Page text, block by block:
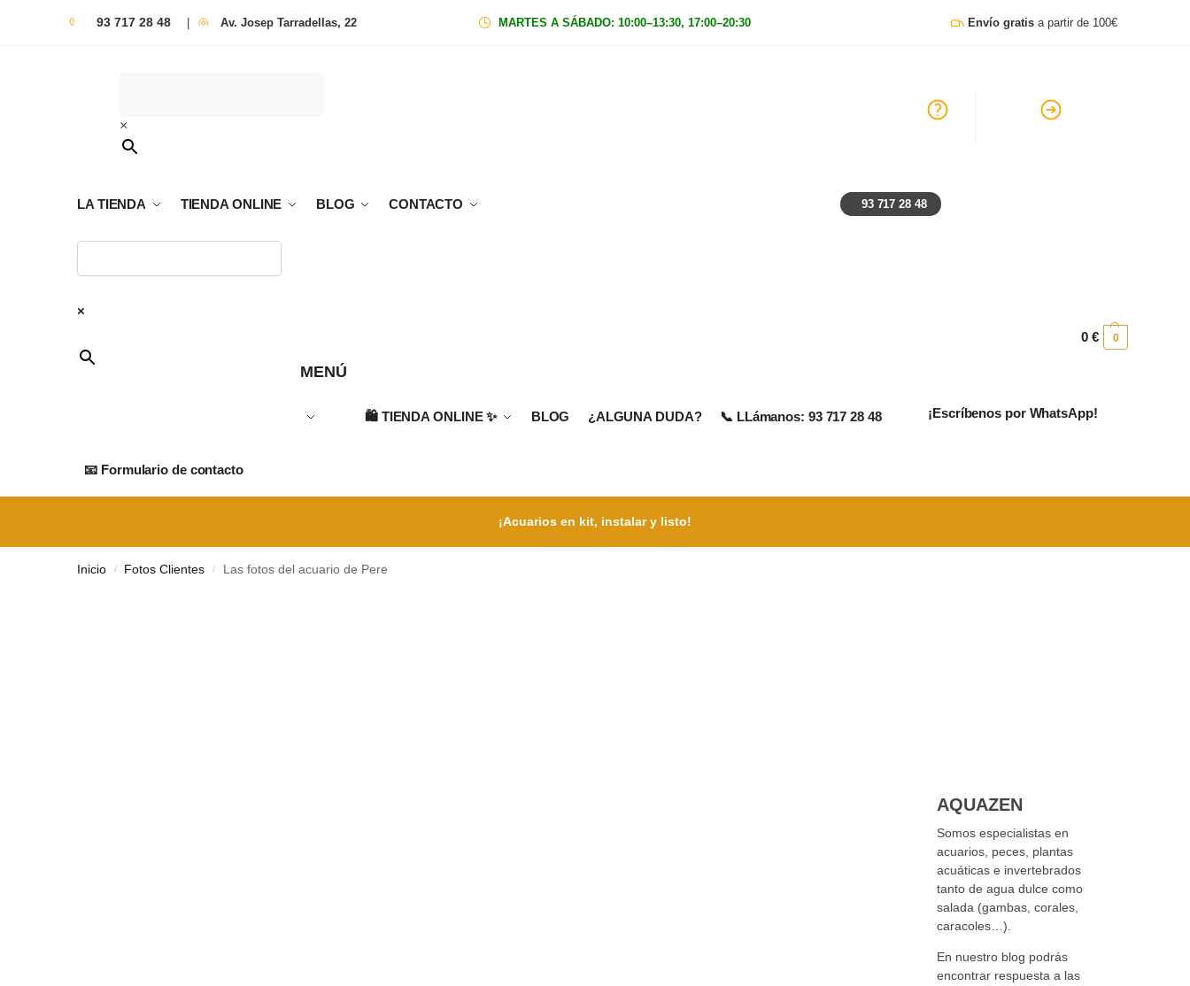
93 717 28 48 Av. Josep Tarradellas, 22 MARTES A SÁBADO: 10:00–13:30, 17:00–20:30 Envío gratis a partir de 100€
×
LA TIENDA TIENDA ONLINE BLOG CONTACTO 93 717 28 48
0€ 0
×
MENÚ
🛍️ TIENDA ONLINE✨ BLOG ¿ALGUNA DUDA? 📞 LLámanos: 93 717 28 48 ¡Escríbenos por WhatsApp!
📧 Formulario de contacto
¡Acuarios en kit, instalar y listo!
Inicio / Fotos Clientes / Las fotos del acuario de Pere
AQUAZEN
Somos especialistas en
acuarios, peces, plantas
acuáticas e invertebrados
tanto de agua dulce como
salada (gambas, corales,
caracoles…).
En nuestro blog podrás
encontrar respuesta a las